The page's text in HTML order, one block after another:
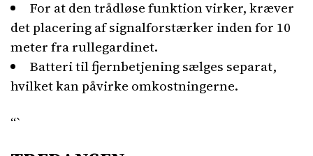
For at den trådløse funktion virker, kræver
det placering af signalforstærker inden for 10
meter fra rullegardinet.
Batteri til fjernbetjening sælges separat,
hvilket kan påvirke omkostningerne.
“`